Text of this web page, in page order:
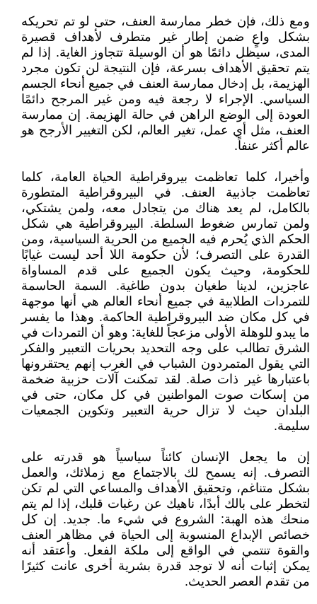
ومع ذلك، فإن خطر ممارسة العنف، حتى لو تم تحريكه
بشكل واعٍ ضمن إطار غير متطرف لأهداف قصيرة
المدى، سيظل دائمًا هو أن الوسيلة تتجاوز الغاية. إذا لم
يتم تحقيق الأهداف بسرعة، فإن النتيجة لن تكون مجرد
الهزيمة، بل إدخال ممارسة العنف في جميع أنحاء الجسم
السياسي. الإجراء لا رجعة فيه ومن غير المرجح دائمًا
العودة إلى الوضع الراهن في حالة الهزيمة. إن ممارسة
العنف، مثل أي عمل، تغير العالم، لكن التغيير الأرجح هو
عالم أكثر عنفاً.
وأخيرا، كلما تعاظمت بيروقراطية الحياة العامة، كلما
تعاظمت جاذبية العنف. في البيروقراطية المتطورة
بالكامل، لم يعد هناك من يتجادل معه، ولمن يشتكي،
ولمن تمارس ضغوط السلطة. البيروقراطية هي شكل
الحكم الذي يُحرم فيه الجميع من الحرية السياسية، ومن
القدرة على التصرف؛ لأن حكومة اللا أحد ليست غيابًا
للحكومة، وحيث يكون الجميع على قدم المساواة
عاجزين، لدينا طغيان بدون طاغية. السمة الحاسمة
للتمردات الطلابية في جميع أنحاء العالم هي أنها موجهة
في كل مكان ضد البيروقراطية الحاكمة. وهذا ما يفسر
ما يبدو للوهلة الأولى مزعجاً للغاية: وهو أن التمردات في
الشرق تطالب على وجه التحديد بحريات التعبير والفكر
التي يقول المتمردون الشباب في الغرب إنهم يحتقرونها
باعتبارها غير ذات صلة. لقد تمكنت آلات حزبية ضخمة
من إسكات صوت المواطنين في كل مكان، حتى في
البلدان حيث لا تزال حرية التعبير وتكوين الجمعيات
سليمة.
إن ما يجعل الإنسان كائناً سياسياً هو قدرته على
التصرف. إنه يسمح لك بالاجتماع مع زملائك، والعمل
بشكل متناغم، وتحقيق الأهداف والمساعي التي لم تكن
لتخطر على بالك أبدًا، ناهيك عن رغبات قلبك، إذا لم يتم
منحك هذه الهبة: الشروع في شيء ما. جديد. إن كل
خصائص الإبداع المنسوبة إلى الحياة في مظاهر العنف
والقوة تنتمي في الواقع إلى ملكة الفعل. وأعتقد أنه
يمكن إثبات أنه لا توجد قدرة بشرية أخرى عانت كثيرًا
من تقدم العصر الحديث.